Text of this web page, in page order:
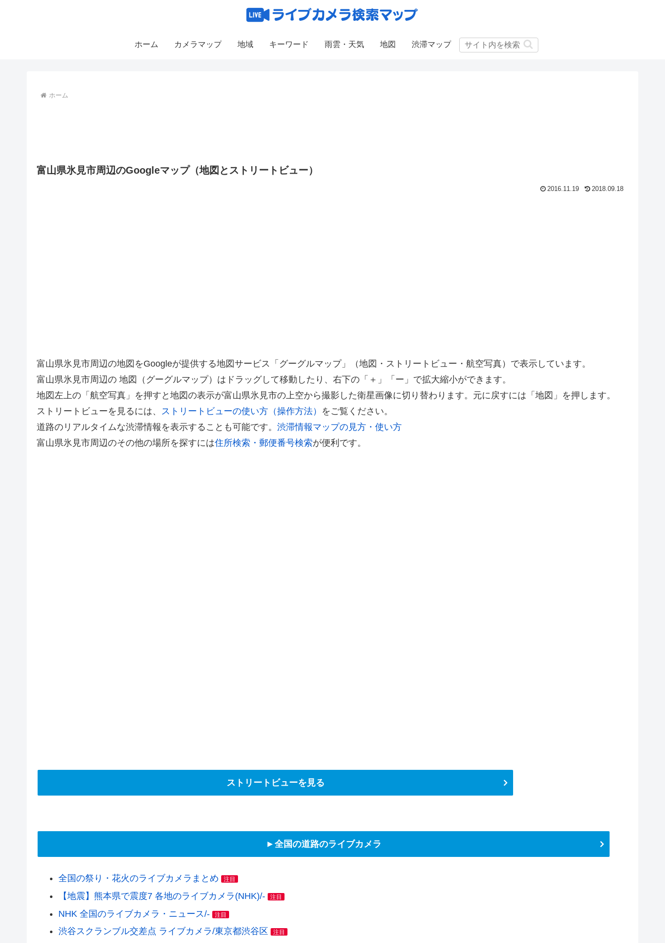
ホーム カメラマップ 地域 キーワード 雨雲・天気 地図 渋滞マップ
ホーム
富山県氷見市周辺のGoogleマップ（地図とストリートビュー）
2016.11.19 2018.09.18
富山県氷見市周辺の地図をGoogleが提供する地図サービス「グーグルマップ」（地図・ストリートビュー・航空写真）で表示しています。
富山県氷見市周辺の 地図（グーグルマップ）はドラッグして移動したり、右下の「＋」「ー」で拡大縮小ができます。
地図左上の「航空写真」を押すと地図の表示が富山県氷見市の上空から撮影した衛星画像に切り替わります。元に戻すには「地図」を押します。
ストリートビューを見るには、
ストリートビューの使い方（操作方法） をご覧ください。
道路のリアルタイムな渋滞情報を表示することも可能です。 渋滞情報マップの見方・使い方
富山県氷見市周辺のその他の場所を探すには住所検索・郵便番号検索が便利です。
ストリートビューを見る
►全国の道路のライブカメラ
全国の祭り・花火のライブカメラまとめ 注目
【地震】熊本県で震度7 各地のライブカメラ(NHK)/- 注目
NHK 全国のライブカメラ・ニュース/- 注目
渋谷スクランブル交差点 ライブカメラ/東京都渋谷区 注目